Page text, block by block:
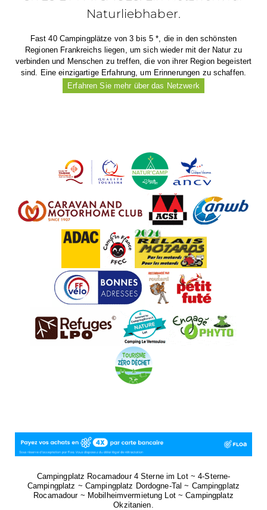
Naturliebhaber.
Fast 40 Campingplätze von 3 bis 5 *, die in den schönsten
Regionen Frankreichs liegen, um sich wieder mit der Natur zu
verbinden und Menschen zu treffen, die von ihrer Region begeistert
sind. Eine einzigartige Erfahrung, um Erinnerungen zu schaffen.
Erfahren Sie mehr über das Netzwerk
Campingplatz Rocamadour 4 Sterne im Lot ~ 4-Sterne-
Campingplatz ~ Campingplatz Dordogne-Tal ~ Campingplatz
Rocamadour ~ Mobilheimvermietung Lot ~ Campingplatz
Okzitanien.